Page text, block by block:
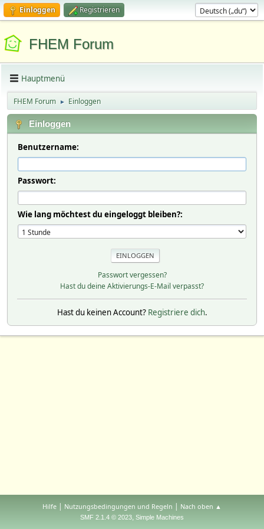
Einloggen Registrieren
FHEM Forum
Hauptmenü
FHEM Forum ► Einloggen
Einloggen
Benutzername:
Passwort:
Wie lang möchtest du eingeloggt bleiben?:
Passwort vergessen?
Hast du deine Aktivierungs-E-Mail verpasst?
Hast du keinen Account? Registriere dich.
Hilfe | Nutzungsbedingungen und Regeln | Nach oben ▲
SMF 2.1.4 © 2023, Simple Machines